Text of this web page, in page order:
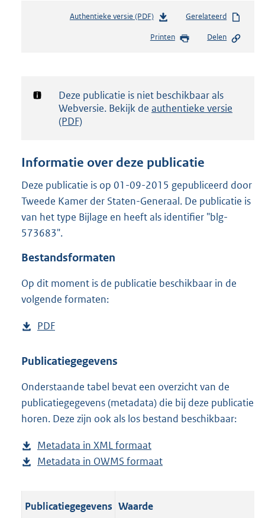
Authentieke versie (PDF)b
s
d
g
t
e
:
6
Gerelateerd
Printen Delen
Notificatie:
Deze publicatie is niet beschikbaar als
Webversie. Bekijk de authentieke versie
(PDF)
Informatie over deze publicatie
Deze publicatie is op 01-09-2015 gepubliceerd door
Tweede Kamer der Staten-Generaal. De publicatie is
van het type Bijlage en heeft als identifier "blg-
573683".
Bestandsformaten
Op dit moment is de publicatie beschikbaar in de
volgende formaten:
D
w
l
o
a
p
u
l
PDF
s
a
n
d
g
r
o
Publicatiegegevens
Onderstaande tabel bevat een overzicht van de
publicatiegegevens (metadata) die bij deze publicatie
horen. Deze zijn ook als los bestand beschikbaar:
Metadata in XML formaat
e
a
Metadata in OWMS formaat
Publicatiegegevens Waarde